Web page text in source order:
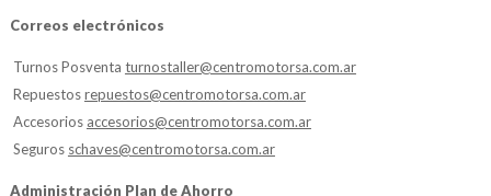
Correos electrónicos
Turnos Posventa turnostaller@centromotorsa.com.ar
Repuestosrepuestos@centromotorsa.com.ar
Accesorios accesorios@centromotorsa.com.ar
Seguros schaves@centromotorsa.com.ar
Administración Plan de Ahorro